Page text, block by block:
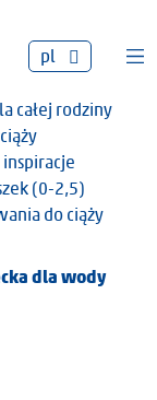
pl
całej rodziny
(0-2,5)
do ciąży
dla wody